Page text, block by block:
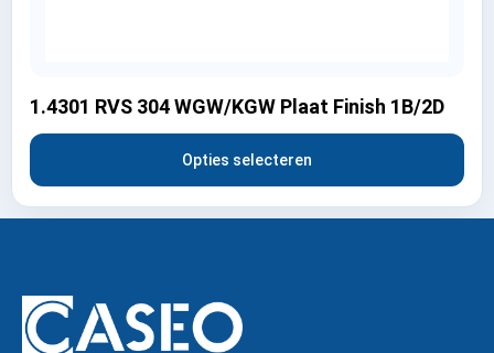
1.4301 RVS 304 WGW/KGW Plaat Finish 1B/2D
Opties selecteren